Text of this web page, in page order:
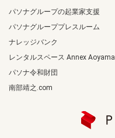
パソナグループの起業家支援
パソナグループプレスルーム
ナレッジバンク
レンタルスペース Annex Aoyama
パソナ令和財団
南部靖之.com